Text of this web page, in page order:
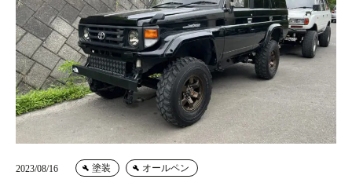
2023/08/16 塗装 オールペン